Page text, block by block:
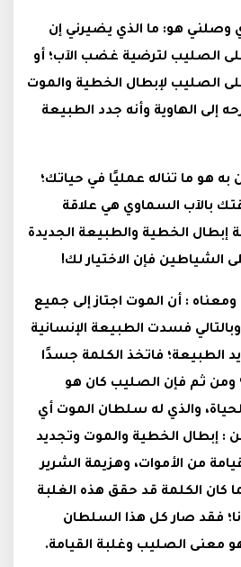
وصلني هو: ما الذي يضيرني إن
الصليب لترضية غضب الآب؛ أو
الصليب لإبطال الخطية والموت
إلى الهاوية وأنه جدد الطبيعة
به هو ما تناله عمليًا في حياتك؛
بالآب السماوي هي علاقة
إبطال الخطية والطبيعة الجديدة
الشياطين فإن الاختيار لك!
: أن الموت اجتاز إلى جميع
فسدت الطبيعة الإنسانية
الطبيعة؛ فاتخذ الكلمة جسدًا
ومن ثم فإن الصليب كان هو
والذي له سلطان الموت أي
: إبطال الخطية والموت وتجديد
من الأموات، وهزيمة الشرير
كان الكلمة قد حقق هذه الغلبة
فقد صار كل هذا السلطان
معنى الصليب وغلبة القيامة.